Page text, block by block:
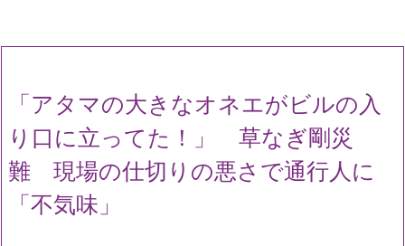
「アタマの大きなオネエがビルの入
り口に立ってた！」 草なぎ剛災
難 現場の仕切りの悪さで通行人に
「不気味」